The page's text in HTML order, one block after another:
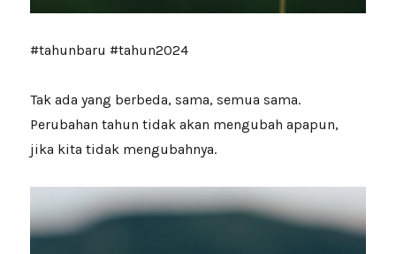
#tahunbaru #tahun2024
Tak ada yang berbeda, sama, semua sama.
Perubahan tahun tidak akan mengubah apapun,
jika kita tidak mengubahnya.